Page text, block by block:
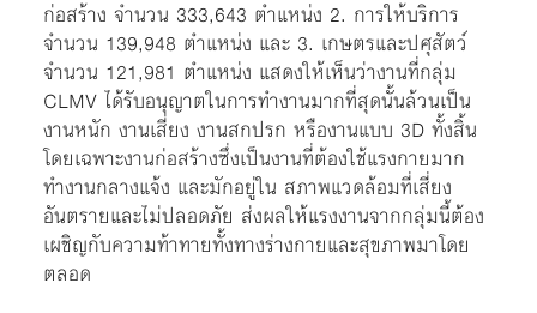
ก่อสร้าง จำนวน 333,643 ตำแหน่ง 2. การให้บริการ
จำนวน 139,948 ตำแหน่ง และ 3. เกษตรและปศุสัตว์
จำนวน 121,981 ตำแหน่ง แสดงให้เห็นว่างานที่กลุ่ม
CLMV ได้รับอนุญาตในการทำงานมากที่สุดนั้นล้วนเป็น
งานหนัก งานเสี่ยง งานสกปรก หรืองานแบบ 3D ทั้งสิ้น
โดยเฉพาะงานก่อสร้างซึ่งเป็นงานที่ต้องใช้แรงกายมาก
ทำงานกลางแจ้ง และมักอยู่ใน สภาพแวดล้อมที่เสี่ยง
อันตรายและไม่ปลอดภัย ส่งผลให้แรงงานจากกลุ่มนี้ต้อง
เผชิญกับความท้าทายทั้งทางร่างกายและสุขภาพมาโดย
ตลอด